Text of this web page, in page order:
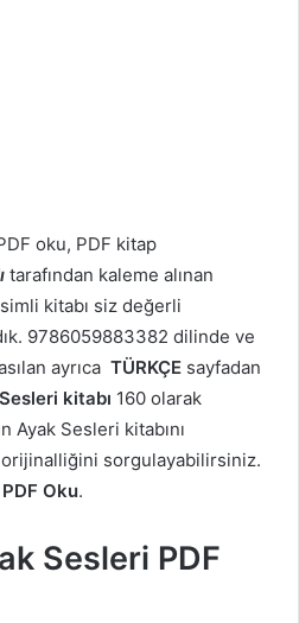
oku, PDF kitap
tarafından kaleme alınan
kitabı siz değerli
9786059883382 dilinde ve
ayrıca TÜRKÇE sayfadan
kitabı 160 olarak
Ayak Sesleri kitabını
orijinalliğini sorgulayabilirsiniz.
Oku.
Sesleri PDF